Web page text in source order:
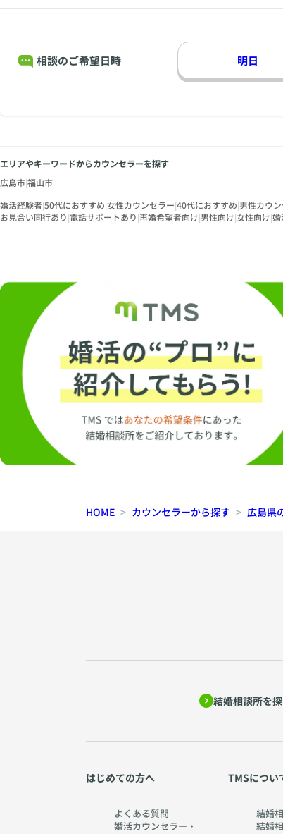
相談のご希望日時 明日
エリアやキーワードからカウンセラーを探す
広島市|福山市
婚活経験者|50代におすすめ|女性カウンセラー|40代におすすめ|男性カウ
お見合い同行あり|電話サポートあり|再婚希望者向け|男性向け|女性向け|婚
HOME カウンセラーから探す 広島県
結婚相談所を
はじめての方へ
よくある質問
婚活カウンセラー・
TMSについ
結婚
結婚